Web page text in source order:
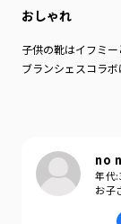
おしゃれ
子供の靴はイフミ
ブランシェスコラ
no
年代:
お子